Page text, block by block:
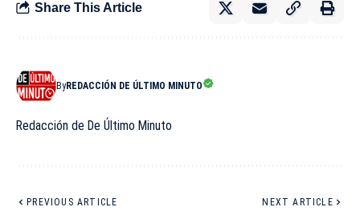
Share This Article
ByREDACCIÓN DE ÚLTIMO MINUTO
Redacción de De Último Minuto
PREVIOUS ARTICLE NEXT ARTICLE